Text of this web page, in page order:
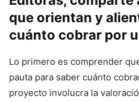
que orientan y
cuánto cobrar por
Lo primero es comprender
pauta para saber cuánto
proyecto involucra la